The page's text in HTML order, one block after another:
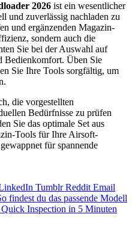
2026 ist ein wesentlicher
und zuverlässig nachladen zu
und ergänzenden Magazin-
sondern auch die
Sie bei der Auswahl auf
Bedienkomfort. Üben Sie
Sie Ihre Tools sorgfältig, um
die vorgestellten
Bedürfnisse zu prüfen
Sie das optimale Set aus
Tools für Ihre Airsoft-
für spannende
Tumblr Reddit Email
findest du das passende Modell
Inspection in 5 Minuten